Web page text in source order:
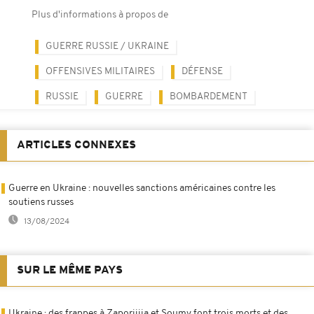
Plus d'informations à propos de
GUERRE RUSSIE / UKRAINE
OFFENSIVES MILITAIRES DÉFENSE
RUSSIE GUERRE BOMBARDEMENT
ARTICLES CONNEXES
Guerre en Ukraine : nouvelles sanctions américaines contre les
soutiens russes
13/08/2024
SUR LE MÊME PAYS